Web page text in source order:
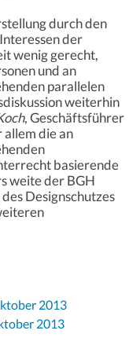
durch den
der
wenig gerecht,
und an
parallelen
weiterhin
, Geschäftsführer
allem die an
basierende
weite der BGH
Designschutzes
2013
2013